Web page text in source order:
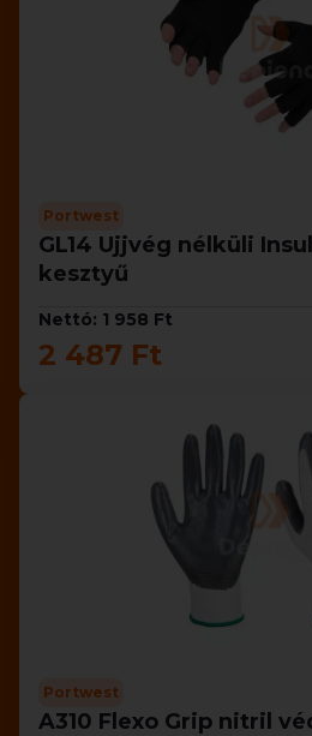
Portwest
GL14 Ujjvég nélküli
kesztyű
Nettó: 1 958 Ft
2 487 Ft
Portwest
A310 Flexo Grip nitril